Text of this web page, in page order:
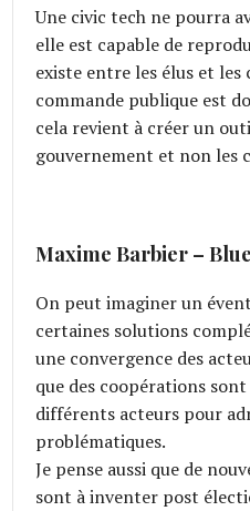
Une civic tech ne pourra
elle est capable de
existe entre les élus et les
commande publique est
cela revient à créer un
gouvernement et non les
Maxime Barbier –
On peut imaginer un
certaines solutions
une convergence des
que des coopérations
différents acteurs pour
problématiques.
Je pense aussi que de
sont à inventer post